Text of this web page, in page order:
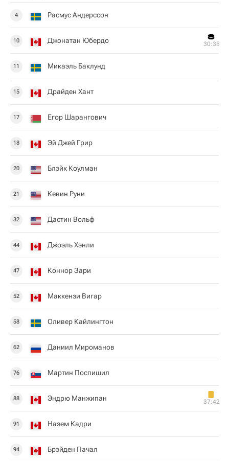
4 Расмус Андерссон
10 Джонатан Юбердо 30:35
11 Микаэль Баклунд
15 Драйден Хант
17 Егор Шарангович
18 Эй Джей Грир
20 Блэйк Коулман
21 Кевин Руни
32 Дастин Вольф
44 Джоэль Хэнли
47 Коннор Зари
52 Маккензи Вигар
58 Оливер Кайлингтон
62 Даниил Мироманов
76 Мартин Поспишил
88 Эндрю Манжипан 37:42
91 Назем Кадри
94 Брэйден Пачал